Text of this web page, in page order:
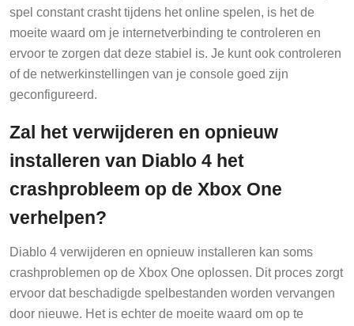
spel constant crasht tijdens het online spelen, is het de
moeite waard om je internetverbinding te controleren en
ervoor te zorgen dat deze stabiel is. Je kunt ook controleren
of de netwerkinstellingen van je console goed zijn
geconfigureerd.
Zal het verwijderen en opnieuw
installeren van Diablo 4 het
crashprobleem op de Xbox One
verhelpen?
Diablo 4 verwijderen en opnieuw installeren kan soms
crashproblemen op de Xbox One oplossen. Dit proces zorgt
ervoor dat beschadigde spelbestanden worden vervangen
door nieuwe. Het is echter de moeite waard om op te